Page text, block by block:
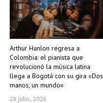
Arthur Hanlon regresa a
Colombia: el pianista que
revolucionó la música latina
llega a Bogotá con su gira «Dos
manos, un mundo»
28 julio, 2026